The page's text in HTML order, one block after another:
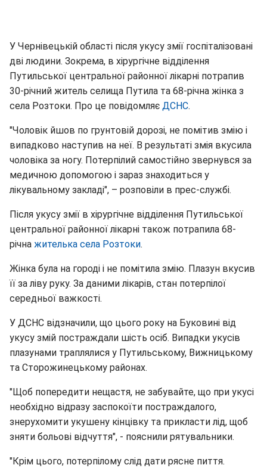
У Чернівецькій області після укусу змії госпіталізовані
дві людини. Зокрема, в хірургічне відділення
Путильської центральної районної лікарні потрапив
30-річний житель селища Путила та 68-річна жінка з
села Розтоки. Про це повідомляє ДСНС.
"Чоловік йшов по грунтовій дорозі, не помітив змію і
випадково наступив на неї. В результаті змія вкусила
чоловіка за ногу. Потерпілий самостійно звернувся за
медичною допомогою і зараз знаходиться у
лікувальному закладі", – розповіли в прес-службі.
Після укусу змії в хірургічне відділення Путильської
центральної районної лікарні також потрапила 68-
річна жителька села Розтоки.
Жінка була на городі і не помітила змію. Плазун вкусив
її за ліву руку. За даними лікарів, стан потерпілої
середньої важкості.
У ДСНС відзначили, що цього року на Буковині від
укусу змій постраждали шість осіб. Випадки укусів
плазунами траплялися у Путильському, Вижницькому
та Сторожинецькому районах.
"Щоб попередити нещастя, не забувайте, що при укусі
необхідно відразу заспокоїти постраждалого,
знерухомити укушену кінцівку та прикласти лід, щоб
зняти больові відчуття", - пояснили рятувальники.
"Крім цього, потерпілому слід дати рясне пиття.